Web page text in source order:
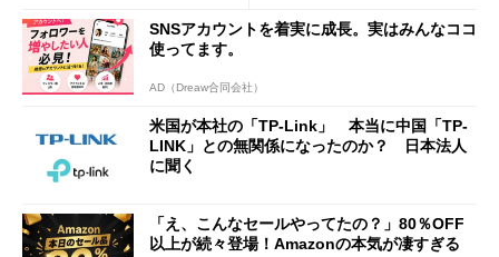
SNSアカウントを着実に成長。実はみんなココ
使ってます。
AD（Dreaw合同会社）
米国が本社の「TP-Link」 本当に中国「TP-
LINK」との無関係になったのか？ 日本法人
に聞く
「え、こんなセールやってたの？」80％OFF
以上が続々登場！Amazonの本気が凄すぎる